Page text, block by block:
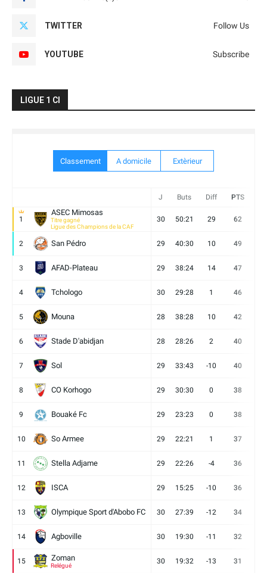
TWITTER Follow Us
YOUTUBE Subscribe
LIGUE 1 CI
Classement A domicile Extèrieur
J Buts Diff PTS
1
ASEC Mimosas
Titre gagné
Ligue des Champions de la CAF
30 50:21 29 62
2 San Pédro 29 40:30 10 49
3 AFAD-Plateau 29 38:24 14 47
4 Tchologo 30 29:28 1 46
5 Mouna 28 38:28 10 42
6 Stade D'abidjan 28 28:26 2 40
7 Sol 29 33:43 -10 40
8 CO Korhogo 29 30:30 0 38
9 Bouaké Fc 29 23:23 0 38
10 So Armee 29 22:21 1 37
11 Stella Adjame 29 22:26 -4 36
12 ISCA 29 15:25 -10 36
13 Olympique Sport d'Abobo FC 30 27:39 -12 34
14 Agboville 30 19:30 -11 32
15 Zoman
Relégué
30 19:32 -13 31